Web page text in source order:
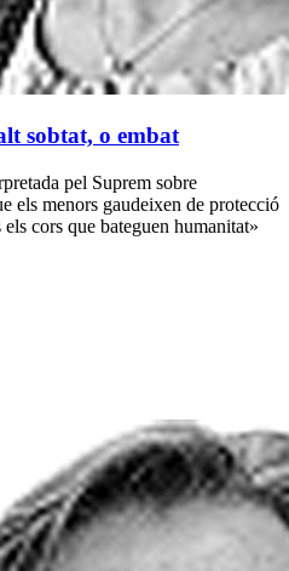
sobtat, o embat
pel Suprem sobre
els menors gaudeixen de protecció
cors que bateguen humanitat»